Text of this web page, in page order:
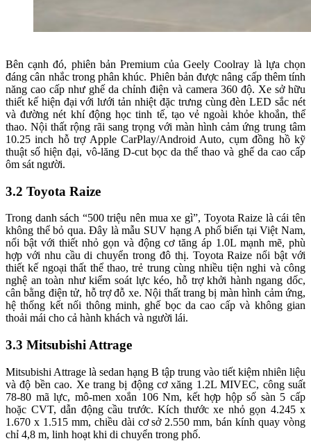
Bên cạnh đó, phiên bản Premium của Geely Coolray là lựa chọn
đáng cân nhắc trong phân khúc. Phiên bản được nâng cấp thêm tính
năng cao cấp như ghế da chỉnh điện và camera 360 độ. Xe sở hữu
thiết kế hiện đại với lưới tản nhiệt đặc trưng cùng đèn LED sắc nét
và đường nét khí động học tinh tế, tạo vẻ ngoài khỏe khoắn, thể
thao. Nội thất rộng rãi sang trọng với màn hình cảm ứng trung tâm
10.25 inch hỗ trợ Apple CarPlay/Android Auto, cụm đồng hồ kỹ
thuật số hiện đại, vô-lăng D-cut bọc da thể thao và ghế da cao cấp
ôm sát người.
3.2 Toyota Raize
Trong danh sách “500 triệu nên mua xe gì”, Toyota Raize là cái tên
không thể bỏ qua. Đây là mẫu SUV hạng A phổ biến tại Việt Nam,
nổi bật với thiết nhỏ gọn và động cơ tăng áp 1.0L mạnh mẽ, phù
hợp với nhu cầu di chuyển trong đô thị. Toyota Raize nổi bật với
thiết kế ngoại thất thể thao, trẻ trung cùng nhiều tiện nghi và công
nghệ an toàn như kiểm soát lực kéo, hỗ trợ khởi hành ngang dốc,
cân bằng điện tử, hỗ trợ đỗ xe. Nội thất trang bị màn hình cảm ứng,
hệ thống kết nối thông minh, ghế bọc da cao cấp và không gian
thoải mái cho cả hành khách và người lái.
3.3 Mitsubishi Attrage
Mitsubishi Attrage là sedan hạng B tập trung vào tiết kiệm nhiên liệu
và độ bền cao. Xe trang bị động cơ xăng 1.2L MIVEC, công suất
78-80 mã lực, mô-men xoắn 106 Nm, kết hợp hộp số sàn 5 cấp
hoặc CVT, dẫn động cầu trước. Kích thước xe nhỏ gọn 4.245 x
1.670 x 1.515 mm, chiều dài cơ sở 2.550 mm, bán kính quay vòng
chỉ 4,8 m, linh hoạt khi di chuyển trong phố.